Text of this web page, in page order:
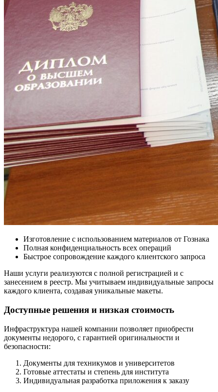
Изготовление с использованием материалов от Гознака
Полная конфиденциальность всех операций
Быстрое сопровождение каждого клиентского запроса
Наши услуги реализуются с полной регистрацией и с
занесением в реестр. Мы учитываем индивидуальные запросы
каждого клиента, создавая уникальные макеты.
Доступные решения и низкая стоимость
Инфраструктура нашей компании позволяет приобрести
документы недорого, с гарантией оригинальности и
безопасности:
Документы для техникумов и университетов
Готовые аттестаты и степень для института
Индивидуальная разработка приложения к заказу